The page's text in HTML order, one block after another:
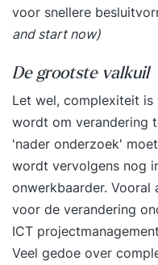
voor snellere
and start now)
De grootste valkuil
Let wel, complexiteit is
wordt om verandering
'nader onderzoek'
wordt vervolgens nog
onwerkbaarder. Vooral
voor de verandering
ICT
Veel gedoe over